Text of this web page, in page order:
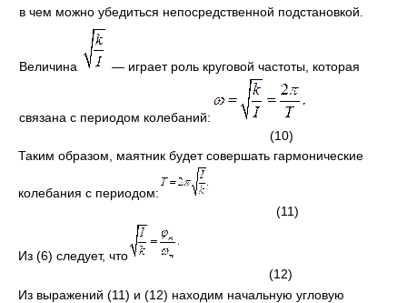
в чем можно убедиться непосредственной подстановкой.
Величина — играет роль круговой частоты, которая
связана с периодом колебаний:
(10)
Таким образом, маятник будет совершать гармонические
колебания с периодом:
(11)
Из (6) следует, что
(12)
Из выражений (11) и (12) находим начальную угловую